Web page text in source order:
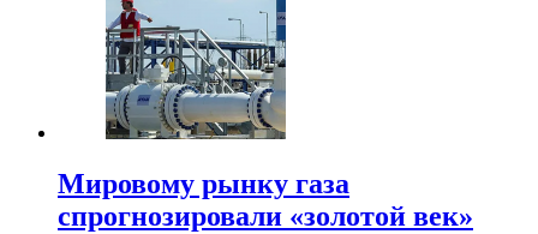
Мировому рынку газа
спрогнозировали «золотой век»